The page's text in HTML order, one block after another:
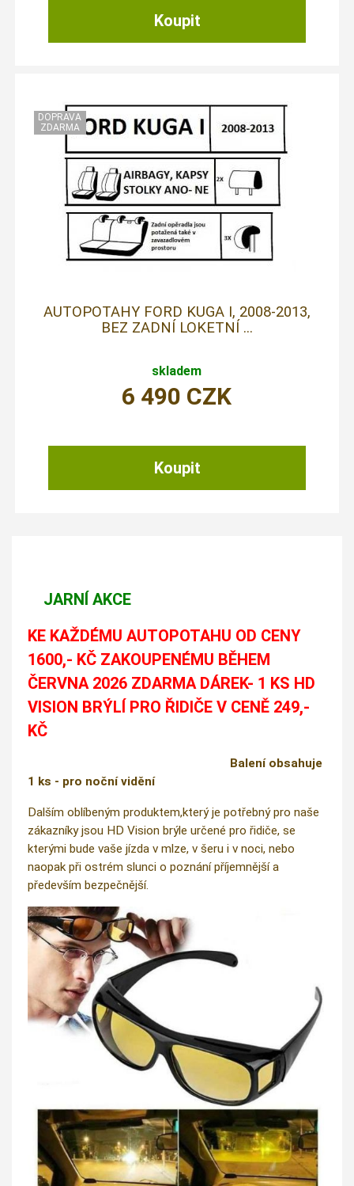
AUTOPOTAHY FORD KUGA I, 2008-2013,
BEZ ZADNÍ LOKETNÍ ...
skladem
6 490 CZK
JARNÍ AKCE
KE KAŽDÉMU AUTOPOTAHU OD CENY
1600,- KČ ZAKOUPENÉMU BĚHEM
ČERVNA 2026 ZDARMA DÁREK- 1 KS HD
VISION BRÝLÍ PRO ŘIDIČE V CENĚ 249,-
KČ
Balení obsahuje
1 ks - pro noční vidění
Dalším oblíbeným produktem,který je potřebný pro naše
zákazníky jsou HD Vision brýle určené pro řidiče, se
kterými bude vaše jízda v mlze, v šeru i v noci, nebo
naopak při ostrém slunci o poznání příjemnější a
především bezpečnější.